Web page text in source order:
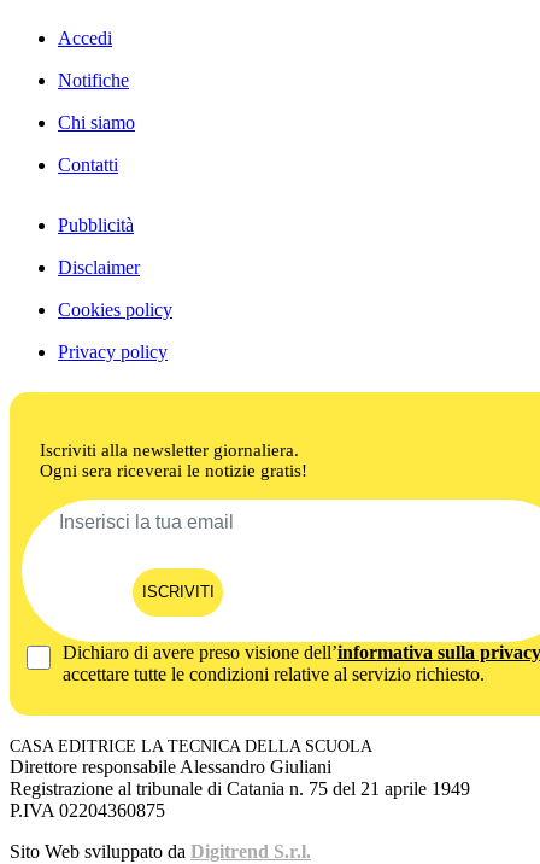
Accedi
Notifiche
Chi siamo
Contatti
Pubblicità
Disclaimer
Cookies policy
Privacy policy
Iscriviti alla newsletter giornaliera.
Ogni sera riceverai le notizie gratis!
ISCRIVITI
Dichiaro di avere preso visione dell’informativa sulla privacy
accettare tutte le condizioni relative al servizio richiesto.
CASA EDITRICE LA TECNICA DELLA SCUOLA
Direttore responsabile Alessandro Giuliani
Registrazione al tribunale di Catania n. 75 del 21 aprile 1949
P.IVA 02204360875
Sito Web sviluppato da Digitrend S.r.l.